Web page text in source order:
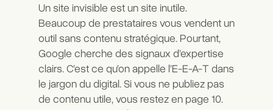
Un site invisible est un site inutile.
Beaucoup de prestataires vous vendent un
outil sans contenu stratégique. Pourtant,
Google cherche des signaux d’expertise
clairs. C’est ce qu’on appelle l’E-E-A-T dans
le jargon du digital. Si vous ne publiez pas
de contenu utile, vous restez en page 10.